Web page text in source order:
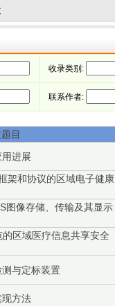
收录类别:
联系作者:
目
进展
架和协议的区域电子健康
图像存储、传输及其显示
区域医疗信息共享安全
与定标装置
方法